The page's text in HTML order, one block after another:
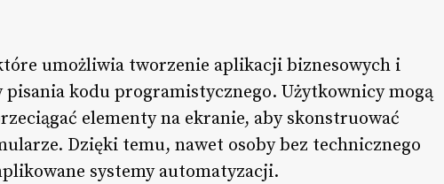
umożliwia tworzenie aplikacji biznesowych i
kodu programistycznego. Użytkownicy mogą
elementy na ekranie, aby skonstruować
Dzięki temu, nawet osoby bez technicznego
systemy automatyzacji.